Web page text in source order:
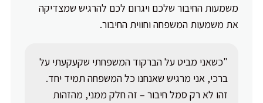
משמעות החיבור שלכם ויגרום לכם להרגיש שמצדיקה
את משמעות המשפחה וחווית החיבור.
"כשאני מביט על הברקוד המשפחתי שקעקעתי על
ברכי, אני מרגיש שאנחנו כל המשפחה תמיד יחד.
זהו לא רק סמל חיבור – זה חלק ממני, מהזהות